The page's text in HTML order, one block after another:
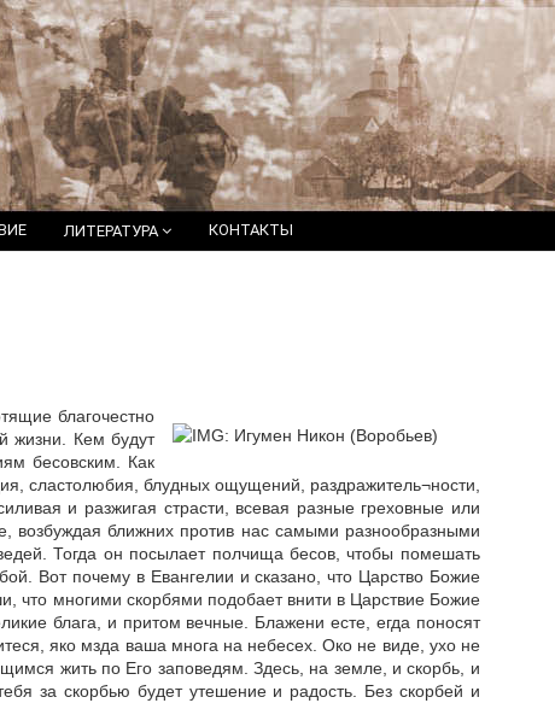
ЛИТЕРАТУРА КОНТАКТЫ
благочестно
жизни. Кем будут
бесовским. Как
сластолюбия, блудных ощущений, раздражитель¬ности,
и разжигая страсти, всевая разные греховные или
ближних против нас самыми разнообразными
Тогда он посылает полчища бесов, чтобы помешать
Вот почему в Евангелии и сказано, что Царство Божие
что многими скорбями подобает внити в Царствие Божие
блага, и притом вечные. Блажени есте, егда поносят
яко мзда ваша многа на небесех. Око не виде, ухо не
жить по Его заповедям. Здесь, на земле, и скорбь, и
за скорбью будет утешение и радость. Без скорбей и